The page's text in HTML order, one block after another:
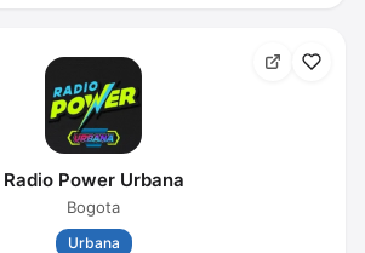
Radio Power Urbana
Bogota
Urbana